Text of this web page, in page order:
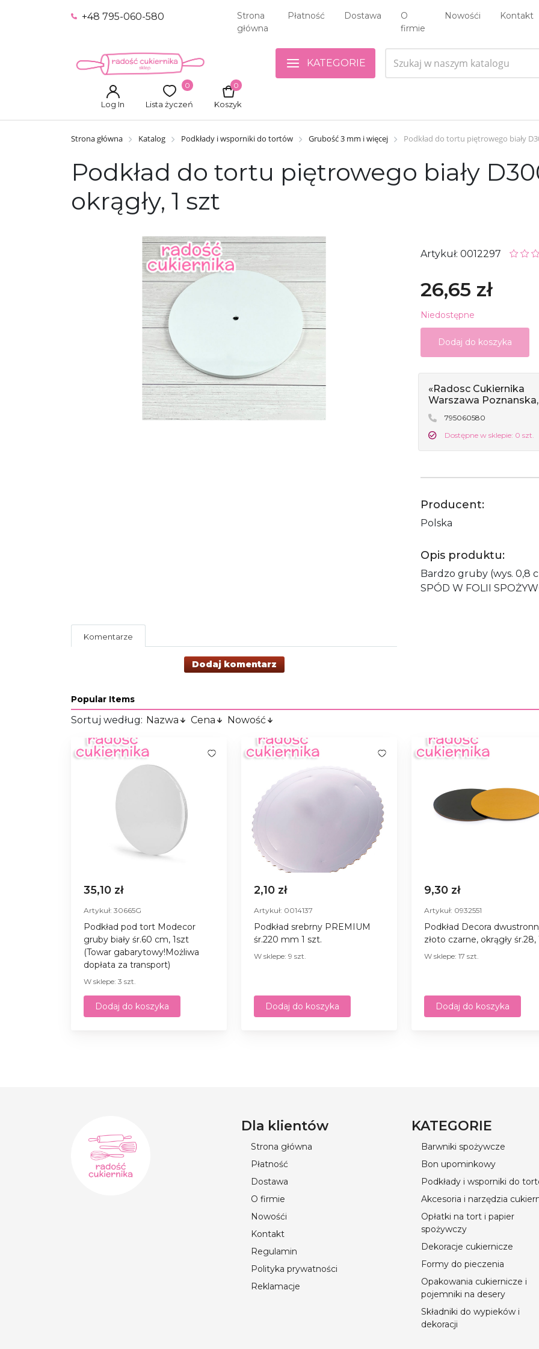
+48 795-060-580
Strona
główna
Płatność Dostawa
O
firmie
Nowośći Kontakt
Log In Lista życzeń
0
Koszyk
0
KATEGORIE
Strona główna Katalog Podkłady i wsporniki do tortów Grubość 3 mm i więcej Podkład do tortu piętrowego biały
Podkład do tortu piętrowego biały
okrągły, 1 szt
Artykuł: 0012297
26,65 zł
Niedostępne
Dodaj do koszyka
«Radosc Cukiernika
Warszawa
795060580
Dostępne w sklepie: 0 szt.
Producent:
Polska
Opis produktu:
Bardzo gruby (wys. 0,8
SPÓD W FOLII
Komentarze
Dodaj komentarz
Popular Items
Sortuj według: Nazwa Cena Nowość
35,10 zł
Artykuł: 30665G
Podkład pod tort Modecor
gruby biały śr.60 cm, 1szt
(Towar gabarytowy!Możliwa
dopłata za transport)
W sklepe: 3 szt.
Dodaj do koszyka
2,10 zł
Artykuł: 0014137
Podkład srebrny PREMIUM
śr.220 mm 1 szt.
W sklepe: 9 szt.
Dodaj do koszyka
9,30 zł
Artykuł: 0932551
Podkład Decora
złoto czarne, okrągły śr.28,
W sklepe: 17 szt.
Dodaj do koszyka
Dla klientów
Strona główna
Płatność
Dostawa
O firmie
Nowośći
Kontakt
Regulamin
Polityka prywatności
Reklamacje
KATEGORIE
Barwniki spożywcze
Bon upominkowy
Podkłady i wsporniki do
Akcesoria i narzędzia
Opłatki na tort i papier
spożywczy
Dekoracje cukiernicze
Formy do pieczenia
Opakowania cukiernicze i
pojemniki na desery
Składniki do wypieków i
dekoracji